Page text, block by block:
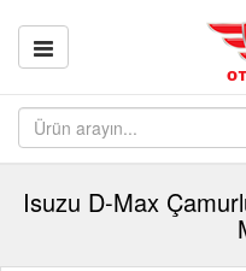
Isuzu D-Max